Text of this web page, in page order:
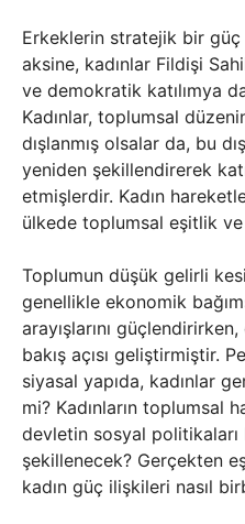
Erkeklerin stratejik bir güç
aksine, kadınlar Fildişi
ve demokratik katılımya
Kadınlar, toplumsal
dışlanmış olsalar da, bu
yeniden şekillendirerek
etmişlerdir. Kadın
ülkede toplumsal eşitlik
Toplumun düşük gelirli
genellikle ekonomik
arayışlarını
bakış açısı geliştirmiştir.
siyasal yapıda, kadınlar
mi? Kadınların toplumsal
devletin sosyal politikaları
şekillenecek? Gerçekten
kadın güç ilişkileri nasıl